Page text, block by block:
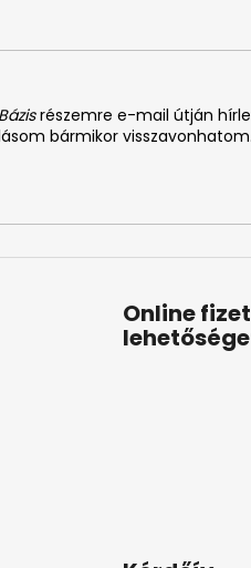
részemre e-mail útján
bármikor visszavonhatom.
Online